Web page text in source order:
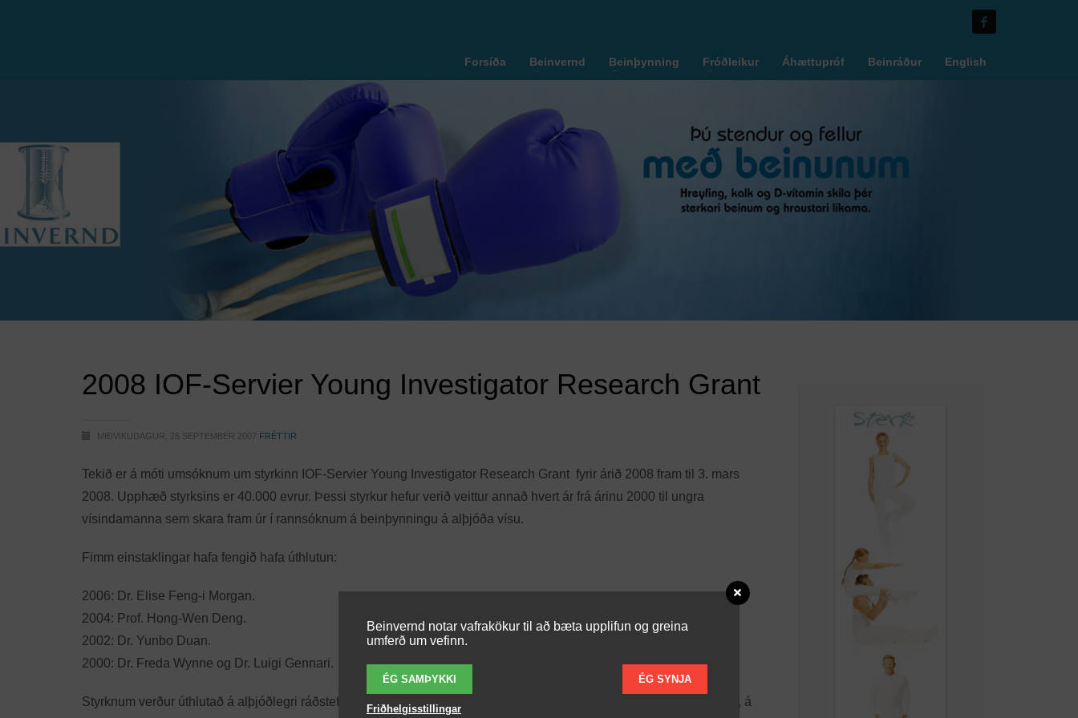
Forsíða Beinvernd Beinþynning Fróðleikur Áhættupróf Beinráður English
2008 IOF-Servier Young Investigator Research Grant
MIÐVIKUDAGUR, 26 SEPTEMBER 2007 FRÉTTIR
Tekið er á móti umsóknum um styrkinn IOF-Servier Young Investigator Research Grant fyrir árið 2008 fram til 3. mars
2008. Upphæð styrksins er 40.000 evrur. Þessi styrkur hefur verið veittur annað hvert ár frá árinu 2000 til ungra
vísindamanna sem skara fram úr í rannsóknum á beinþynningu á alþjóða vísu.
Fimm einstaklingar hafa fengið hafa úthlutun:
2006: Dr. Elise Feng-i Morgan.
2004: Prof. Hong-Wen Deng.
2002: Dr. Yunbo Duan.
2000: Dr. Freda Wynne og Dr. Luigi Gennari.
Styrknum verður úthlutað á alþjóðlegri ráðstefnu IOF World Congress on Osteoporosis sem haldin verður í Bangkok, á
Beinvernd notar vafrakökur til að bæta upplifun og greina
umferð um vefinn.
ÉG SAMÞYKKI ÉG SYNJA
Friðhelgisstillingar